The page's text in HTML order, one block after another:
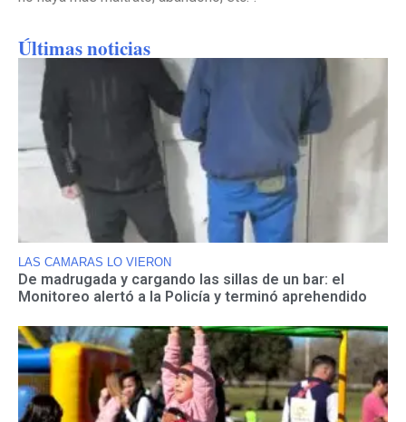
Últimas noticias
LAS CAMARAS LO VIERON
De madrugada y cargando las sillas de un bar: el
Monitoreo alertó a la Policía y terminó aprehendido